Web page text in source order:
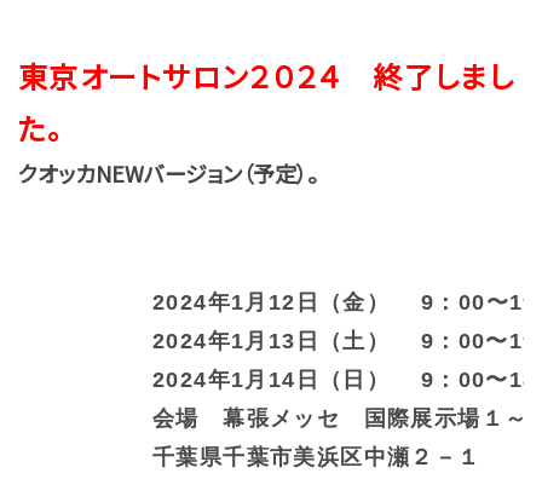
東京オートサロン２０２４ 終了しまし
た。
クオッカNEWバージョン（予定）。
2024年1月12日（金） 9：00〜19
2024年1月13日（土） 9：00〜19
2024年1月14日（日） 9：00〜18
会場 幕張メッセ 国際展示場１～
千葉県千葉市美浜区中瀬２－１